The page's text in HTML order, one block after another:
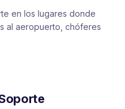
en los lugares donde
al aeropuerto, chóferes